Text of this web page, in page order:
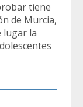
tiene
de Murcia,
lugar la